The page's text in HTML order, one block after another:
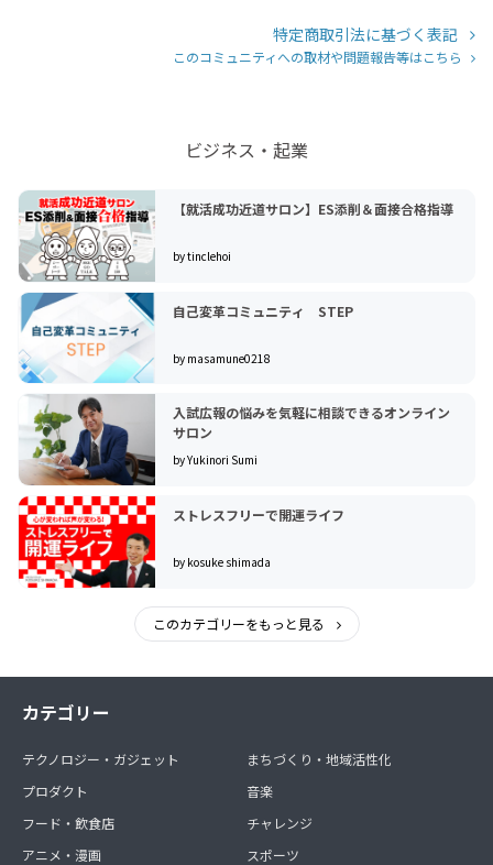
特定商取引法に基づく表記
このコミュニティへの取材や問題報告等はこちら
ビジネス・起業
【就活成功近道サロン】ES添削＆面接合格指導
by tinclehoi
自己変革コミュニティ STEP
by masamune0218
入試広報の悩みを気軽に相談できるオンライン
サロン
by Yukinori Sumi
ストレスフリーで開運ライフ
by kosuke shimada
このカテゴリーをもっと見る
カテゴリー
テクノロジー・ガジェット
プロダクト
フード・飲食店
アニメ・漫画
まちづくり・地域活性化
音楽
チャレンジ
スポーツ